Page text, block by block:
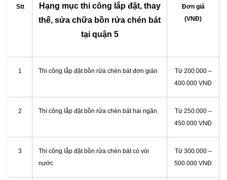
Stt
Hạng mục thi công lắp đặt, thay
thế, sửa chữa bồn rửa chén bát
tại quận 5
Đơn giá
(VNĐ)
1 Thi công lắp đặt bồn rửa chén bát đơn giản
Từ 200.000 –
400.000 VNĐ
2 Thi công lắp đặt bồn rửa chén bát hai ngăn
Từ 250.000 –
450.000 VNĐ
3
Thi công lắp đặt bồn rửa chén bát có vòi
nước
Từ 300.000 –
500.000 VNĐ